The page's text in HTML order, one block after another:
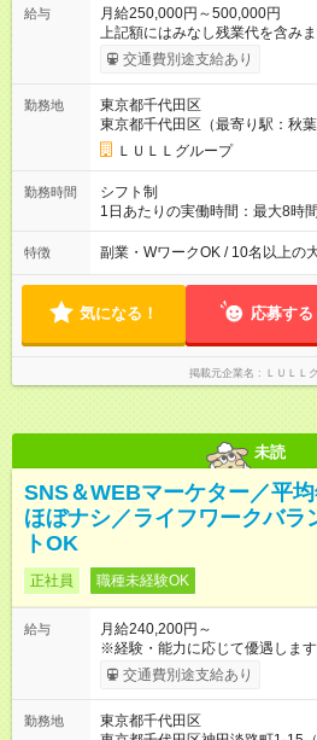
給与
月給250,000円～500,000円
上記額にはみなし残業代を含み
ます。 みなし残業代 21,675円／
万円～＋業績賞与＋交通費＋各
万6，610円分）を含む。超過分
キルを考慮し初任給を決定。経
す！ ◎昇給年1回（研修終了後） ◎賞与年2回（2月・8月）＋業
績賞与あり ◤スキルアップも、収入アップも。◢ 入社後の成長
や頑張りは、しっかり給与で還
上アップした社員も。 エンジニアへの還元率は業界高水準の
87％。 スキルを磨いた分だけ、
す！ 【試用期間】試用期間あり 試用期間の長さ：6ヶ月 ※ 雇用
形態と給与に、本採用時と異な
中途採用（契約社員） 給与：月
なし残業代を含みます。※超過
別途支給いたします ※研修期間
交通費別途支給あり
勤務地
東京都千代田区
東京都千代田区（最寄り駅：秋葉
ＬＵＬＬグループ
勤務時間
シフト制
1日あたりの実働時間：最大8時
間は異なります 【シフト例】 ・10時00分～19時00分 ・9時00
分～18時00分 平均残業時間
特徴 副業・WワークOK / 10名以上の
気になる！ 応募する
掲載元企業名 ＬＵＬＬ
未読
SNS＆WEBマーケター／平
ほぼナシ／ライフワークバ
トOK
正社員 職種未経験OK
給与
月給240,200円～
※経験・能力に応じて優遇しま
て支給いたします。エリアのご
ご相談ください♪ ■□ 東日本エリア□■ 月給24万200円～（固定残
時間分を、月2万5200円～支給
交通費別途支給あり
勤務地
東京都千代田区